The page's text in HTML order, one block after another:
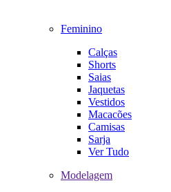
Feminino
Calças
Shorts
Saias
Jaquetas
Vestidos
Macacões
Camisas
Sarja
Ver Tudo
Modelagem